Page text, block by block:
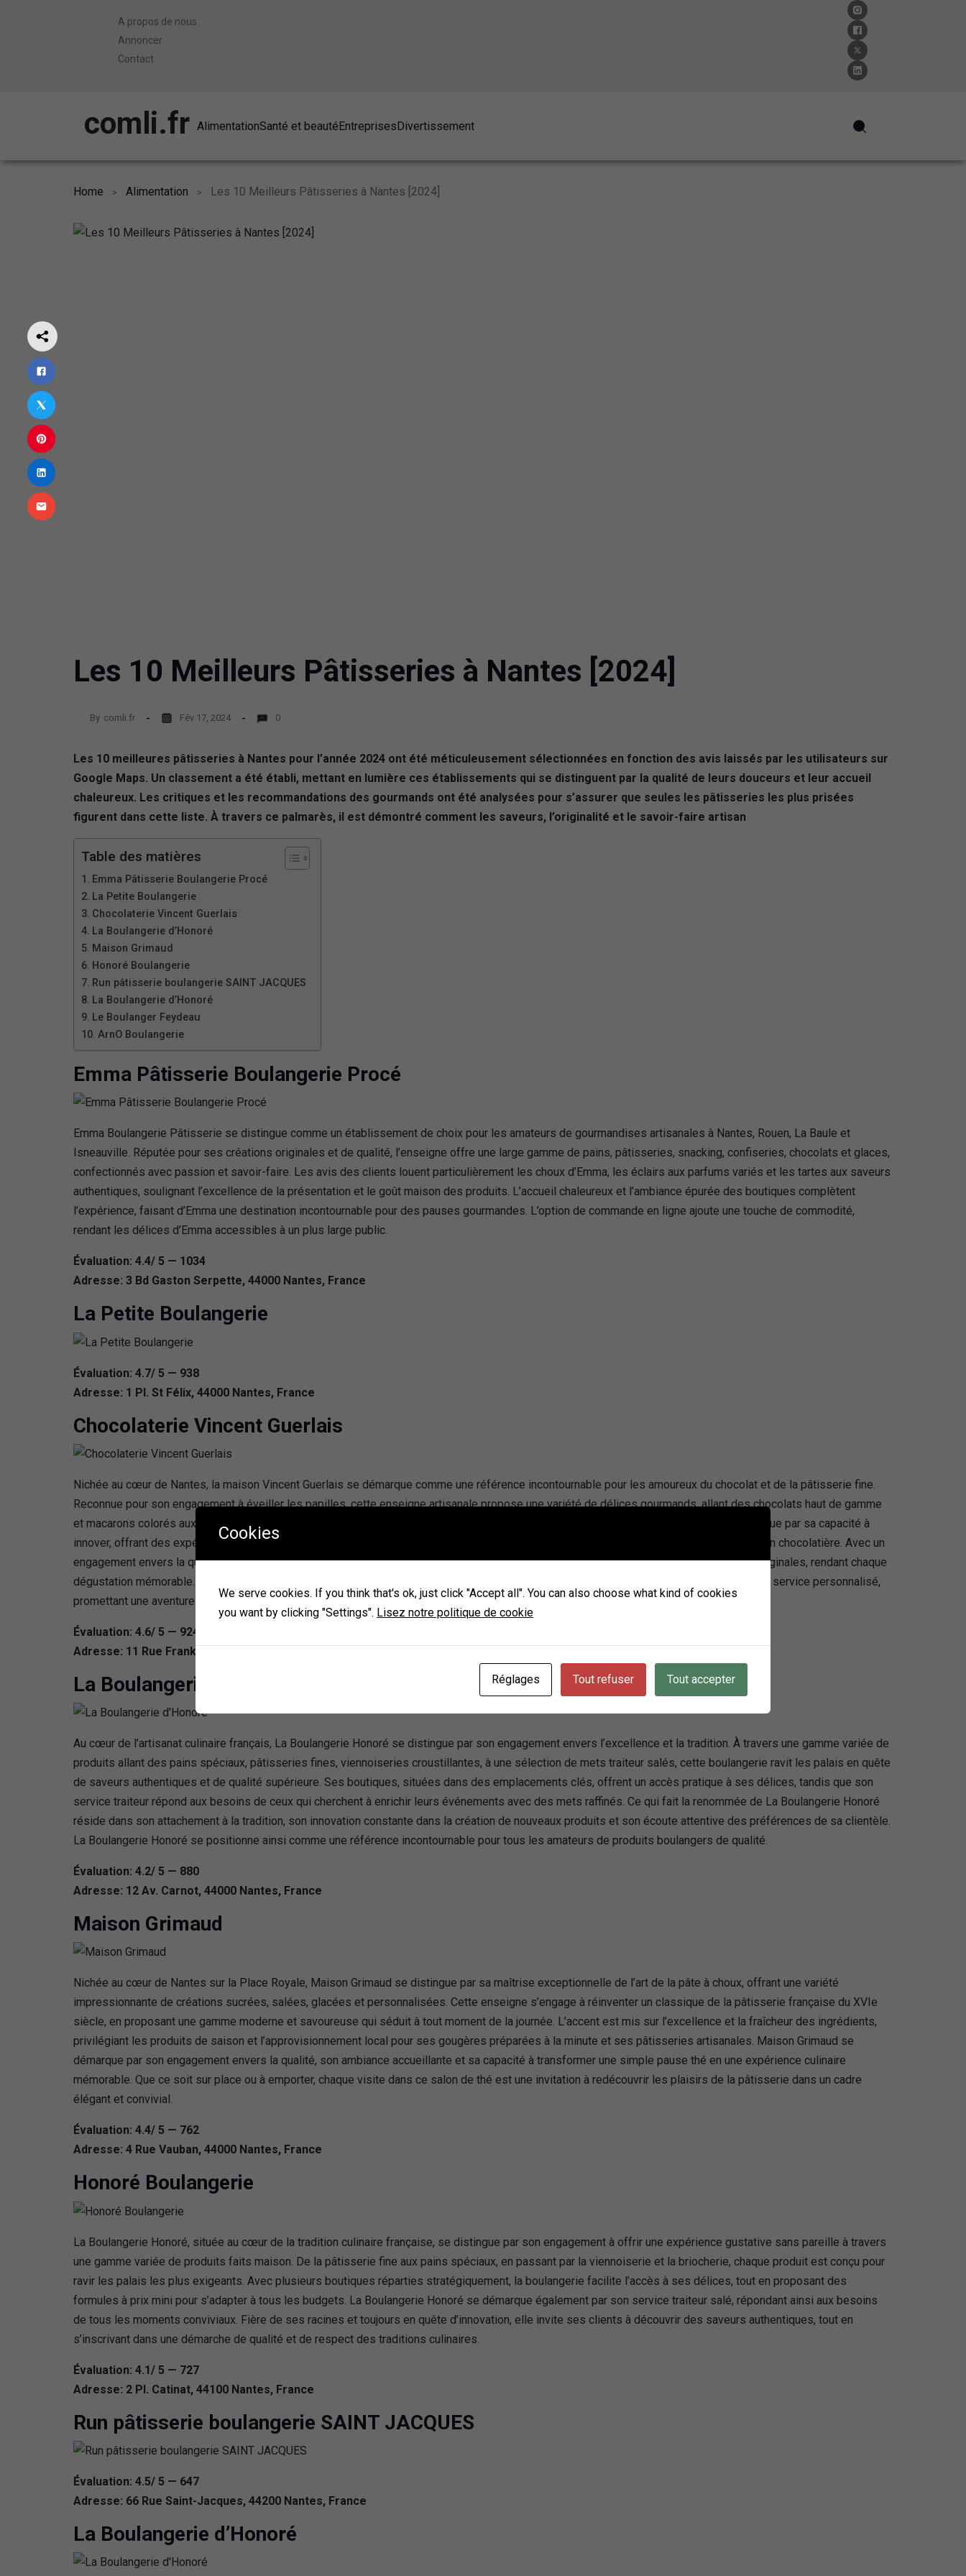
A propos de nous
Annoncer
Contact
comli.fr AlimentationSanté et beautéEntreprisesDivertissement
Home Alimentation Les 10 Meilleurs Pâtisseries à Nantes [2024]
Les 10 Meilleurs Pâtisseries à Nantes [2024]
By comli.fr Fév 17, 2024 0
Les 10 meilleures pâtisseries à Nantes pour l’année 2024 ont été méticuleusement sélectionnées en fonction des avis laissés par les utilisateurs sur
Google Maps. Un classement a été établi, mettant en lumière ces établissements qui se distinguent par la qualité de leurs douceurs et leur accueil
chaleureux. Les critiques et les recommandations des gourmands ont été analysées pour s’assurer que seules les pâtisseries les plus prisées
figurent dans cette liste. À travers ce palmarès, il est démontré comment les saveurs, l’originalité et le savoir-faire artisan
Table des matières
Emma Pâtisserie Boulangerie Procé
La Petite Boulangerie
Chocolaterie Vincent Guerlais
La Boulangerie d’Honoré
Maison Grimaud
Honoré Boulangerie
Run pâtisserie boulangerie SAINT JACQUES
La Boulangerie d’Honoré
Le Boulanger Feydeau
ArnO Boulangerie
Emma Pâtisserie Boulangerie Procé
Emma Boulangerie Pâtisserie se distingue comme un établissement de choix pour les amateurs de gourmandises artisanales à Nantes, Rouen, La Baule et
Isneauville. Réputée pour ses créations originales et de qualité, l’enseigne offre une large gamme de pains, pâtisseries, snacking, confiseries, chocolats et glaces,
confectionnés avec passion et savoir-faire. Les avis des clients louent particulièrement les choux d’Emma, les éclairs aux parfums variés et les tartes aux saveurs
authentiques, soulignant l’excellence de la présentation et le goût maison des produits. L’accueil chaleureux et l’ambiance épurée des boutiques complètent
l’expérience, faisant d’Emma une destination incontournable pour des pauses gourmandes. L’option de commande en ligne ajoute une touche de commodité,
rendant les délices d’Emma accessibles à un plus large public.
Évaluation: 4.4/ 5 — 1034
Adresse: 3 Bd Gaston Serpette, 44000 Nantes, France
La Petite Boulangerie
Évaluation: 4.7/ 5 — 938
Adresse: 1 Pl. St Félix, 44000 Nantes, France
Chocolaterie Vincent Guerlais
Nichée au cœur de Nantes, la maison Vincent Guerlais se démarque comme une référence incontournable pour les amoureux du chocolat et de la pâtisserie fine.
Reconnue pour son engagement à éveiller les papilles, cette enseigne artisanale propose une variété de délices gourmands, allant des chocolats haut de gamme
et macarons colorés aux pâtisseries raffinées et glaces maison, tous élaborés avec un savoir-faire d’exception. Vincent Guerlais se distingue par sa capacité à
innover, offrant des expériences uniques telles que la « Cocoa Experience », une visite virtuelle immersive dans les coulisses de la création chocolatière. Avec un
engagement envers la qualité et l’originalité, cette chocolaterie artisanale invite à la découverte de saveurs authentiques et de créations originales, rendant chaque
dégustation mémorable. La passion de Vincent Guerlais pour l’excellence se reflète non seulement dans ses produits mais aussi dans son service personnalisé,
promettant une aventure gustative inégalée pour ses clients.
Évaluation: 4.6/ 5 — 924
Adresse: 11 Rue Franklin, 44000 Nantes, France
La Boulangerie d’Honoré
Au cœur de l’artisanat culinaire français, La Boulangerie Honoré se distingue par son engagement envers l’excellence et la tradition. À travers une gamme variée de
produits allant des pains spéciaux, pâtisseries fines, viennoiseries croustillantes, à une sélection de mets traiteur salés, cette boulangerie ravit les palais en quête
de saveurs authentiques et de qualité supérieure. Ses boutiques, situées dans des emplacements clés, offrent un accès pratique à ses délices, tandis que son
service traiteur répond aux besoins de ceux qui cherchent à enrichir leurs événements avec des mets raffinés. Ce qui fait la renommée de La Boulangerie Honoré
réside dans son attachement à la tradition, son innovation constante dans la création de nouveaux produits et son écoute attentive des préférences de sa clientèle.
La Boulangerie Honoré se positionne ainsi comme une référence incontournable pour tous les amateurs de produits boulangers de qualité.
Évaluation: 4.2/ 5 — 880
Adresse: 12 Av. Carnot, 44000 Nantes, France
Maison Grimaud
Nichée au cœur de Nantes sur la Place Royale, Maison Grimaud se distingue par sa maîtrise exceptionnelle de l’art de la pâte à choux, offrant une variété
impressionnante de créations sucrées, salées, glacées et personnalisées. Cette enseigne s’engage à réinventer un classique de la pâtisserie française du XVIe
siècle, en proposant une gamme moderne et savoureuse qui séduit à tout moment de la journée. L’accent est mis sur l’excellence et la fraîcheur des ingrédients,
privilégiant les produits de saison et l’approvisionnement local pour ses gougères préparées à la minute et ses pâtisseries artisanales. Maison Grimaud se
démarque par son engagement envers la qualité, son ambiance accueillante et sa capacité à transformer une simple pause thé en une expérience culinaire
mémorable. Que ce soit sur place ou à emporter, chaque visite dans ce salon de thé est une invitation à redécouvrir les plaisirs de la pâtisserie dans un cadre
élégant et convivial.
Évaluation: 4.4/ 5 — 762
Adresse: 4 Rue Vauban, 44000 Nantes, France
Honoré Boulangerie
La Boulangerie Honoré, située au cœur de la tradition culinaire française, se distingue par son engagement à offrir une expérience gustative sans pareille à travers
une gamme variée de produits faits maison. De la pâtisserie fine aux pains spéciaux, en passant par la viennoiserie et la briocherie, chaque produit est conçu pour
ravir les palais les plus exigeants. Avec plusieurs boutiques réparties stratégiquement, la boulangerie facilite l’accès à ses délices, tout en proposant des
formules à prix mini pour s’adapter à tous les budgets. La Boulangerie Honoré se démarque également par son service traiteur salé, répondant ainsi aux besoins
de tous les moments conviviaux. Fière de ses racines et toujours en quête d’innovation, elle invite ses clients à découvrir des saveurs authentiques, tout en
s’inscrivant dans une démarche de qualité et de respect des traditions culinaires.
Évaluation: 4.1/ 5 — 727
Adresse: 2 Pl. Catinat, 44100 Nantes, France
Run pâtisserie boulangerie SAINT JACQUES
Évaluation: 4.5/ 5 — 647
Adresse: 66 Rue Saint-Jacques, 44200 Nantes, France
La Boulangerie d’Honoré
Cookies
We serve cookies. If you think that's ok, just click "Accept all". You can also choose what kind of cookies
you want by clicking "Settings". Lisez notre politique de cookie
Réglages Tout refuser Tout accepter